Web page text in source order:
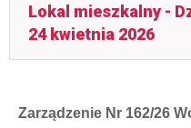
Lokal mieszkalny -
24 kwietnia 2026
Zarządzenie Nr 162/26